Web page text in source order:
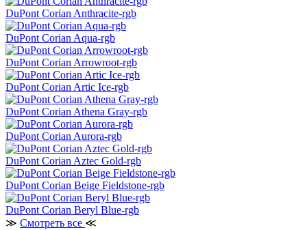
DuPont Corian Anthracite-rgb
DuPont Corian Aqua-rgb
DuPont Corian Arrowroot-rgb
DuPont Corian Artic Ice-rgb
DuPont Corian Athena Gray-rgb
DuPont Corian Aurora-rgb
DuPont Corian Aztec Gold-rgb
DuPont Corian Beige Fieldstone-rgb
DuPont Corian Beryl Blue-rgb
≫ Смотреть все ≪